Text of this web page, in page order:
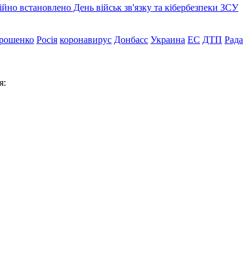
встановлено День військ зв'язку та кібербезпеки ЗСУ
Росія коронавирус Донбасс Украина ЕС ДТП Рада